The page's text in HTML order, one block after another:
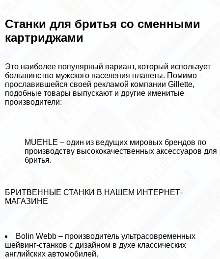
Станки для бритья со сменными
картриджами
Это наиболее популярный вариант, который использует
большинство мужского населения планеты. Помимо
прославившейся своей рекламой компании Gillette,
подобные товары выпускают и другие именитые
производители:
MUEHLE – один из ведущих мировых брендов по
производству высококачественных аксессуаров для
бритья.
БРИТВЕННЫЕ СТАНКИ В НАШЕМ ИНТЕРНЕТ-
МАГАЗИНЕ
Bolin Webb – производитель ультрасовременных
шейвинг-станков с дизайном в духе классических
английских автомобилей.